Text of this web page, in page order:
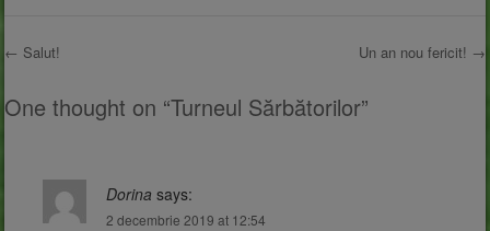
Post navigation
← Salut! Un an nou fericit! →
One thought on “Turneul Sărbătorilor”
Dorina says:
2 decembrie 2019 at 12:54